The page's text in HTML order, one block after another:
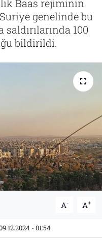
Baas rejiminin
genelinde bu
100
bildirildi.
A- A+
- 01:54